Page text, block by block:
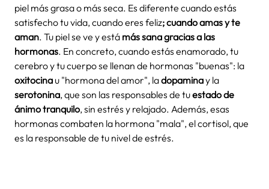
piel más grasa o más seca. Es diferente cuando estás
satisfecho tu vida, cuando eres feliz; cuando amas y te
aman. Tu piel se ve y está más sana gracias a las
hormonas. En concreto, cuando estás enamorado, tu
cerebro y tu cuerpo se llenan de hormonas "buenas": la
oxitocina u "hormona del amor", ladopaminay la
serotonina, que son las responsables de tuestado de
ánimo tranquilo, sin estrés y relajado. Además, esas
hormonas combaten la hormona "mala", el cortisol, que
es la responsable de tu nivel de estrés.